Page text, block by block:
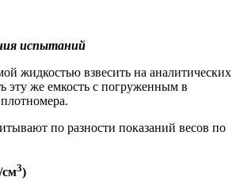
испытаний
жидкостью взвесить на аналитических
эту же емкость с погруженным в
по разности показаний весов по
см3)